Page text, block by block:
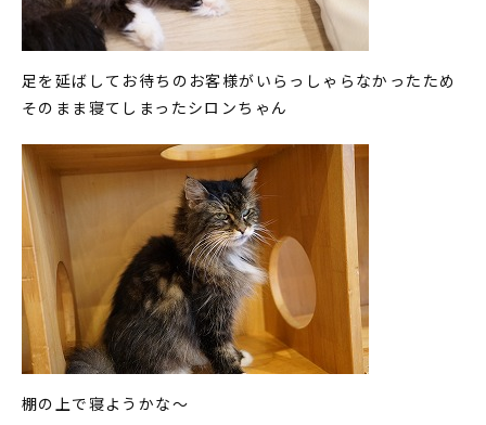
足を延ばしてお待ちのお客様がいらっしゃらなかったため
そのまま寝てしまったシロンちゃん
棚の上で寝ようかな～